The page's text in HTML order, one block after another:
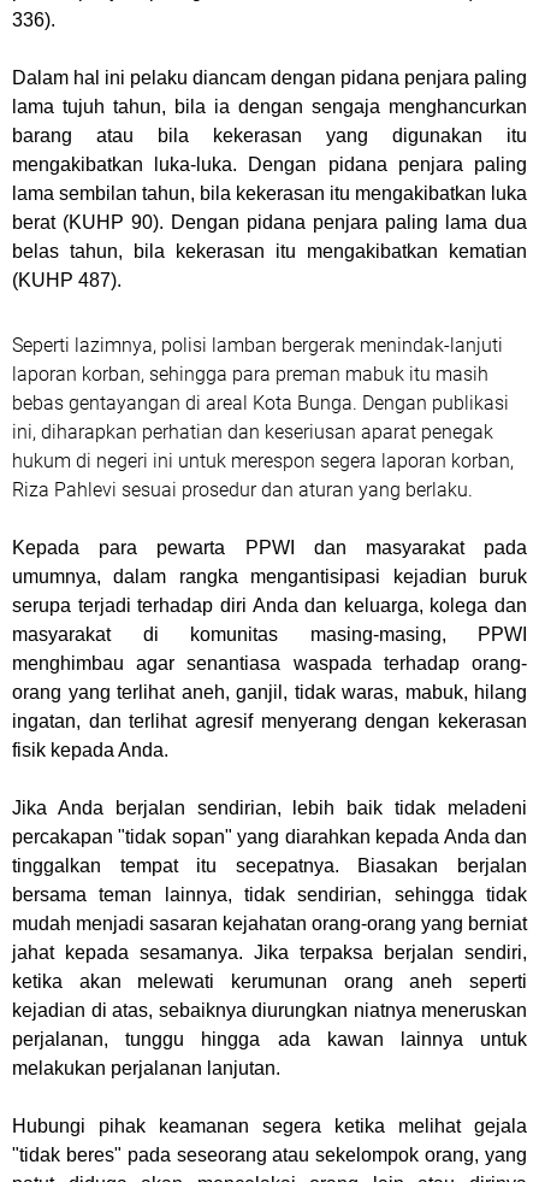
336).
Dalam hal ini pelaku diancam dengan pidana penjara paling
lama tujuh tahun, bila ia dengan sengaja menghancurkan
barang atau bila kekerasan yang digunakan itu
mengakibatkan luka-luka. Dengan pidana penjara paling
lama sembilan tahun, bila kekerasan itu mengakibatkan luka
berat (KUHP 90). Dengan pidana penjara paling lama dua
belas tahun, bila kekerasan itu mengakibatkan kematian
(KUHP 487).
Seperti lazimnya, polisi lamban bergerak menindak-lanjuti
laporan korban, sehingga para preman mabuk itu masih
bebas gentayangan di areal Kota Bunga. Dengan publikasi
ini, diharapkan perhatian dan keseriusan aparat penegak
hukum di negeri ini untuk merespon segera laporan korban,
Riza Pahlevi sesuai prosedur dan aturan yang berlaku.
Kepada para pewarta PPWI dan masyarakat pada
umumnya, dalam rangka mengantisipasi kejadian buruk
serupa terjadi terhadap diri Anda dan keluarga, kolega dan
masyarakat di komunitas masing-masing, PPWI
menghimbau agar senantiasa waspada terhadap orang-
orang yang terlihat aneh, ganjil, tidak waras, mabuk, hilang
ingatan, dan terlihat agresif menyerang dengan kekerasan
fisik kepada Anda.
Jika Anda berjalan sendirian, lebih baik tidak meladeni
percakapan "tidak sopan" yang diarahkan kepada Anda dan
tinggalkan tempat itu secepatnya. Biasakan berjalan
bersama teman lainnya, tidak sendirian, sehingga tidak
mudah menjadi sasaran kejahatan orang-orang yang berniat
jahat kepada sesamanya. Jika terpaksa berjalan sendiri,
ketika akan melewati kerumunan orang aneh seperti
kejadian di atas, sebaiknya diurungkan niatnya meneruskan
perjalanan, tunggu hingga ada kawan lainnya untuk
melakukan perjalanan lanjutan.
Hubungi pihak keamanan segera ketika melihat gejala
"tidak beres" pada seseorang atau sekelompok orang, yang